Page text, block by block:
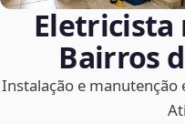
Eletricista
Bairros
Instalação e manutenção